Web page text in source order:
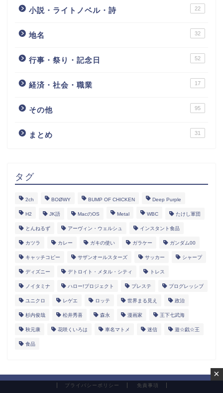
小説・ライトノベル・詩 22
地名 32
行事・祭り・記念日 52
経済・社会・職業 17
その他 95
まとめ 31
タグ
2ch BOØWY BUMP OF CHICKEN Deep Purple
H2 JK語 MacのOS Metal WBC たけし軍団
とんねるず アーヴィン・ウェルシュ インスタント食品
カツラ カレー ガキの使い ガラケー ガンダム00
キャッチコピー サザンオールスターズ サッカー シャープ
ディズニー デトロイト・メタル・シティ トレス
ノイタミナ ハロー!プロジェクト プレステ プログレッシブ
ユニクロ レゲエ ロッテ 世界まる見え 政治
杉内俊哉 松井秀喜 森永 漫画家 王下七武海
秋元康 花咲くいろは 車名マトメ 迷信 遊☆戯☆王
食品
プライバシーポリシー 免責事項
×